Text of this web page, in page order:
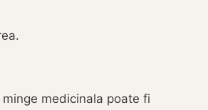
medicinala poate fi